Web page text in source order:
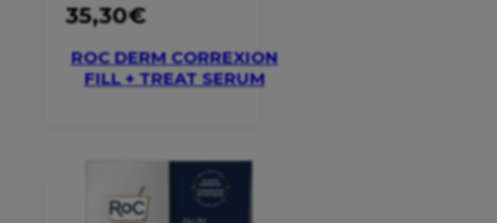
35,30€
ROC DERM CORREXION
FILL + TREAT SERUM